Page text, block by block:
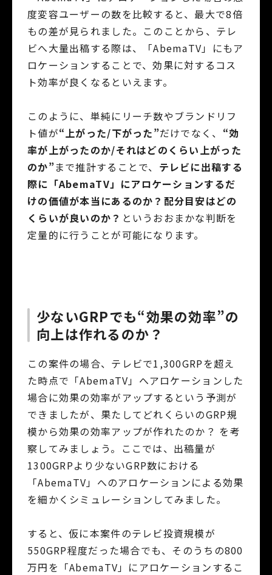
度変容ユーザーの数を比較すると、最大で8倍
もの差が見られました。このことから、テレ
ビへ大量出稿する際は、「AbemaTV」にもア
ロケーションすることで、効果に対するコス
ト効率が良くなるといえます。
このように、単純にリーチ数やブランドリフ
ト値が“上がった/下がった”だけでなく、 “効
率が上がったのか/それはどのくらい上がった
のか”まで推計することで、 テレビに出稿する
際に「AbemaTV」にアロケーションするだ
けの価値が本当にあるのか？配分目安はどの
くらいが良いのか？ というおおまかな判断を
定量的に行うことが可能になります。
少ないGRPでも“効果の効率”の
向上は作れるのか？
この案件の場合、テレビで1,300GRPを超え
た時点で「AbemaTV」へアロケーションした
場合に効果の効率がアップするという予測が
できましたが、果たしてどれくらいのGRP規
模から効果の効率アップが作れたのか？ を考
察してみましょう。ここでは、出稿量が
1300GRPより少ないGRP数における
「AbemaTV」へのアロケーションによる効果
を細かくシミュレーションしてみました。
すると、仮に本案件のテレビ投資規模が
550GRP程度だった場合でも、そのうちの800
万円を「AbemaTV」にアロケーションするこ